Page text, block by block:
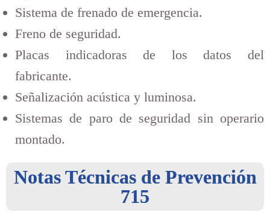
Sistema de frenado de emergencia.
Freno de seguridad.
Placas indicadoras de los datos del
fabricante.
Señalización acústica y luminosa.
Sistemas de paro de seguridad sin operario
montado.
Notas Técnicas de Prevención
715